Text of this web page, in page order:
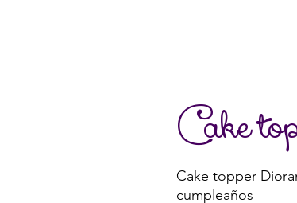
Cake
Cake topper
cumpleaños